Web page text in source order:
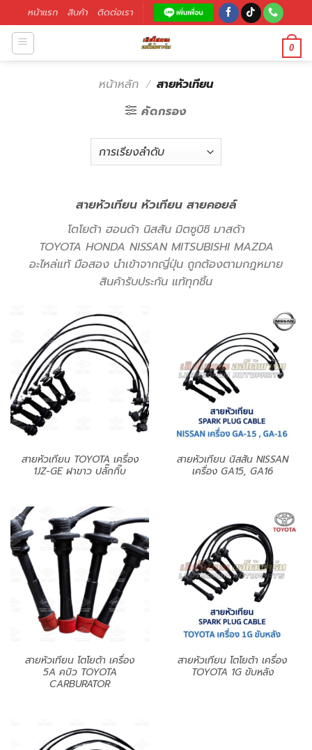
หน้าแรก สินค้า ติดต่อเรา
0
หน้าหลัก / สายหัวเทียน
คัดกรอง
สายหัวเทียน หัวเทียน สายคอยล์
โตโยต้า ฮอนด้า นิสสัน มิตซูบิชิ มาสด้า
TOYOTA HONDA NISSAN MITSUBISHI MAZDA
อะไหล่แท้ มือสอง นำเข้าจากญี่ปุ่น ถูกต้องตามกฎหมาย
สินค้ารับประกัน แท้ทุกชิ้น
สายหัวเทียน TOYOTA เครื่อง
1JZ-GE ฝาขาว ปลั๊กกิ๊บ
สายหัวเทียน นิสสัน NISSAN
เครื่อง GA15, GA16
สายหัวเทียน โตโยต้า เครื่อง
5A คบิว TOYOTA
CARBURATOR
สายหัวเทียน โตโยต้า เครื่อง
TOYOTA 1G ขับหลัง